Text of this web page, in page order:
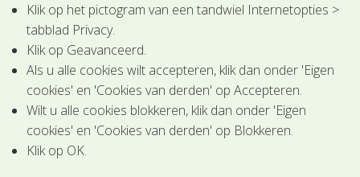
Klik op het pictogram van een tandwiel Internetopties >
tabblad Privacy.
Klik op Geavanceerd.
Als u alle cookies wilt accepteren, klik dan onder 'Eigen
cookies' en 'Cookies van derden' op Accepteren.
Wilt u alle cookies blokkeren, klik dan onder 'Eigen
cookies' en 'Cookies van derden' op Blokkeren.
Klik op OK.